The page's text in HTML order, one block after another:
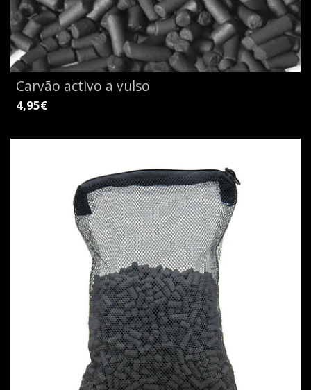
Carvão activo a vulso
4,95€